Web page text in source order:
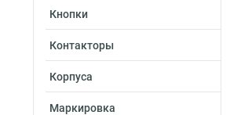
Кнопки
Контакторы
Корпуса
Маркировка